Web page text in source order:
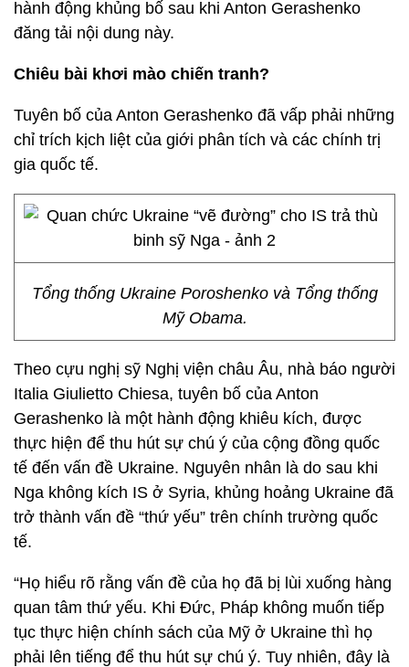
hành động khủng bố sau khi Anton Gerashenko
đăng tải nội dung này.
Chiêu bài khơi mào chiến tranh?
Tuyên bố của Anton Gerashenko đã vấp phải những
chỉ trích kịch liệt của giới phân tích và các chính trị
gia quốc tế.
Tổng thống Ukraine Poroshenko và Tổng thống
Mỹ Obama.
Theo cựu nghị sỹ Nghị viện châu Âu, nhà báo người
Italia Giulietto Chiesa, tuyên bố của Anton
Gerashenko là một hành động khiêu kích, được
thực hiện để thu hút sự chú ý của cộng đồng quốc
tế đến vấn đề Ukraine. Nguyên nhân là do sau khi
Nga không kích IS ở Syria, khủng hoảng Ukraine đã
trở thành vấn đề “thứ yếu” trên chính trường quốc
tế.
“Họ hiểu rõ rằng vấn đề của họ đã bị lùi xuống hàng
quan tâm thứ yếu. Khi Đức, Pháp không muốn tiếp
tục thực hiện chính sách của Mỹ ở Ukraine thì họ
phải lên tiếng để thu hút sự chú ý. Tuy nhiên, đây là